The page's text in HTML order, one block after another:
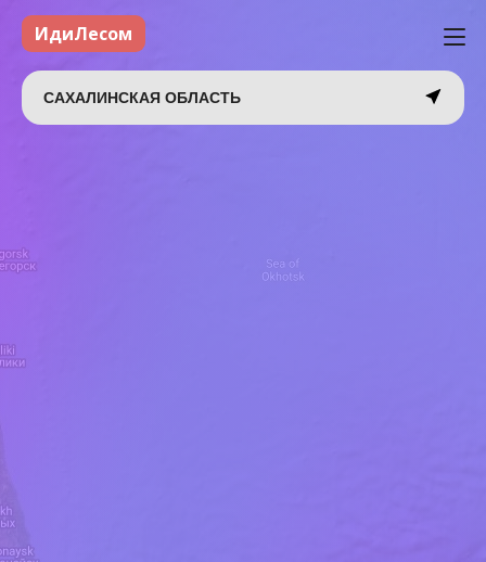
ИдиЛесом
САХАЛИНСКАЯ ОБЛАСТЬ